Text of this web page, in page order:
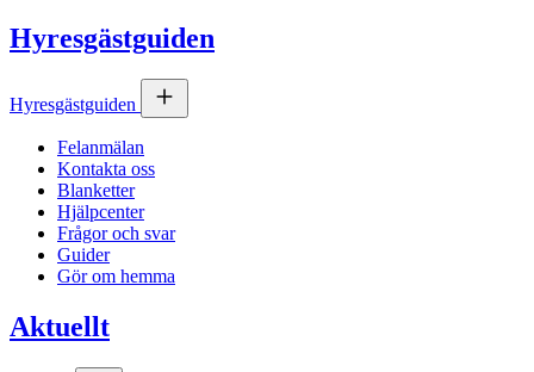
Hyresgästguiden
Hyresgästguiden
Felanmälan
Kontakta oss
Blanketter
Hjälpcenter
Frågor och svar
Guider
Gör om hemma
Aktuellt